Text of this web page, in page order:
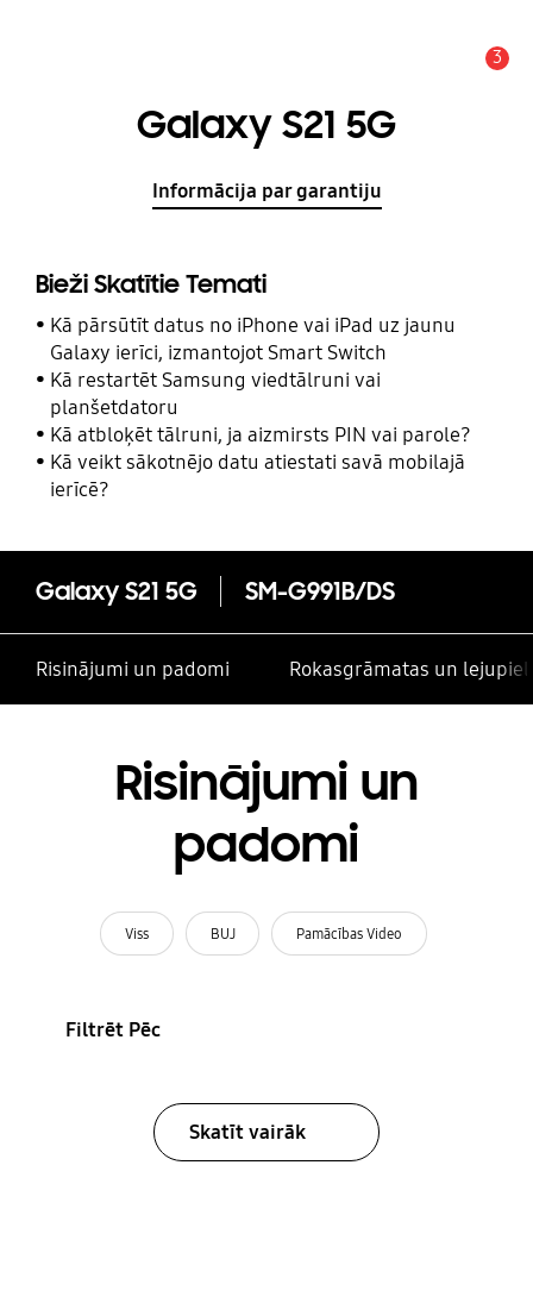
3
Galaxy S21 5G
Informācija par garantiju
Bieži Skatītie Temati
Kā pārsūtīt datus no iPhone vai iPad uz jaunu
Galaxy ierīci, izmantojot Smart Switch
Kā restartēt Samsung viedtālruni vai
planšetdatoru
Kā atbloķēt tālruni, ja aizmirsts PIN vai parole?
Kā veikt sākotnējo datu atiestati savā mobilajā
ierīcē?
Galaxy S21 5G SM-G991B/DS
Risinājumi un padomi Rokasgrāmatas un
Risinājumi un
padomi
Viss BUJ Pamācības Video
Filtrēt Pēc
Skatīt vairāk